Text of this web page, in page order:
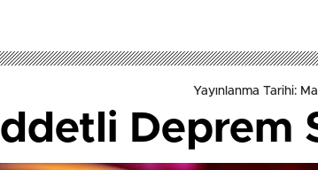
Yayınlanma Tarihi:
Deprem